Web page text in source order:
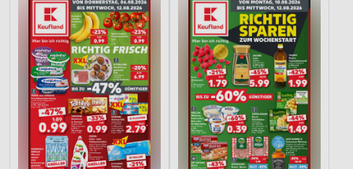
Funktional
Werbung